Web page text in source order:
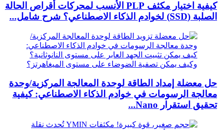
كيفية اختيار مكثف PLP الأنسب لمحركات أقراص الحالة
الصلبة (SSD) لخوادم الذكاء الاصطناعي؟ شرح شامل...
حل معضلة إمداد الطاقة لوحدة المعالجة المركزية/وحدة
معالجة الرسومات في خوادم الذكاء الاصطناعي: كيفية
تحقيق استقرار Nano...